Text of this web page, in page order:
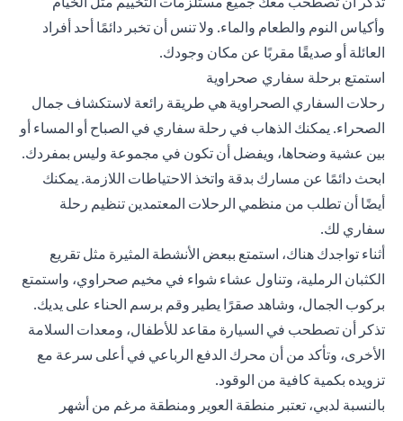
وأكياس النوم والطعام والماء. ولا تنس أن تخبر دائمًا أحد أفراد
العائلة أو صديقًا مقربًا عن مكان وجودك.
استمتع برحلة سفاري صحراوية
رحلات السفاري الصحراوية هي طريقة رائعة لاستكشاف جمال
الصحراء. يمكنك الذهاب في رحلة سفاري في الصباح أو المساء أو
بين عشية وضحاها، ويفضل أن تكون في مجموعة وليس بمفردك.
ابحث دائمًا عن مسارك بدقة واتخذ الاحتياطات اللازمة. يمكنك
أيضًا أن تطلب من منظمي الرحلات المعتمدين تنظيم رحلة
سفاري لك.
أثناء تواجدك هناك، استمتع ببعض الأنشطة المثيرة مثل تقريع
الكثبان الرملية، وتناول عشاء شواء في مخيم صحراوي، واستمتع
بركوب الجمال، وشاهد صقرًا يطير وقم برسم الحناء على يديك.
تذكر أن تصطحب في السيارة مقاعد للأطفال، ومعدات السلامة
الأخرى، وتأكد من أن محرك الدفع الرباعي في أعلى سرعة مع
تزويده بكمية كافية من الوقود.
بالنسبة لدبي، تعتبر منطقة العوير ومنطقة مرغم من أشهر